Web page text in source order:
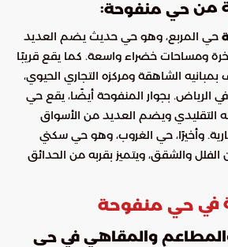
من حي منفوحة:
حي المربع، وهو حي حديث يضم العديد
ومساحات خضراء واسعة. كما يقع قريبًا
بمبانيه الشاهقة ومركزه التجاري الحيوي،
الرياض. بجوار المنفوحة أيضًا، يقع حي
التقليدي ويضم العديد من الأسواق
وأخيرًا، حي الغروب، وهو حي سكني
والشقق، ويتميز بقربه من الحدائق
في حي منفوحة
والمقاهي في حي